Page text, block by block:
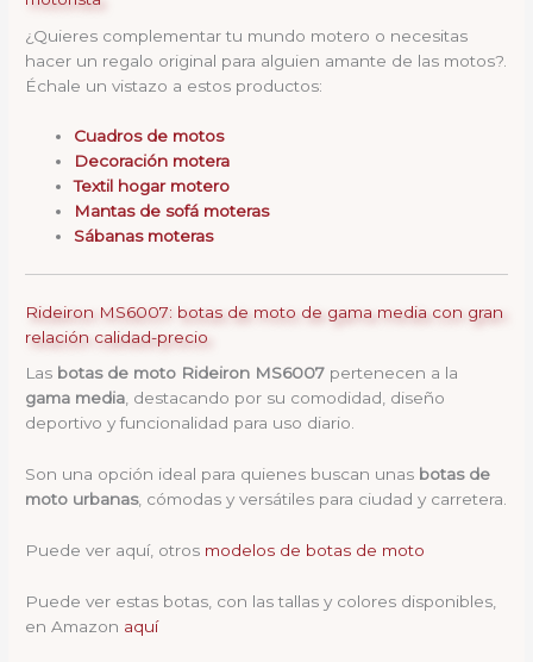
¿Quieres complementar tu mundo motero o necesitas
hacer un regalo original para alguien amante de las motos?.
Échale un vistazo a estos productos:
Cuadros de motos
Decoración motera
Textil hogar motero
Mantas de sofá moteras
Sábanas moteras
Rideiron MS6007: botas de moto de gama media con gran
relación calidad-precio
Las botas de moto Rideiron MS6007 pertenecen a la
gama media , destacando por su comodidad, diseño
deportivo y funcionalidad para uso diario.
Son una opción ideal para quienes buscan unas botas de
moto urbanas, cómodas y versátiles para ciudad y carretera.
Puede ver aquí, otros modelos de botas de moto
Puede ver estas botas, con las tallas y colores disponibles,
en Amazon aquí